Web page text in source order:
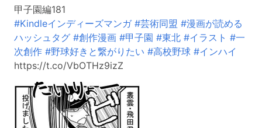
甲子園編181
#Kindleインディーズマンガ #芸術同盟 #漫画が読める
ハッシュタグ #創作漫画 #甲子園 #東北 #イラスト #一
次創作 #野球好きと繋がりたい #高校野球 #インハイ
https://t.co/VbOTHz9izZ